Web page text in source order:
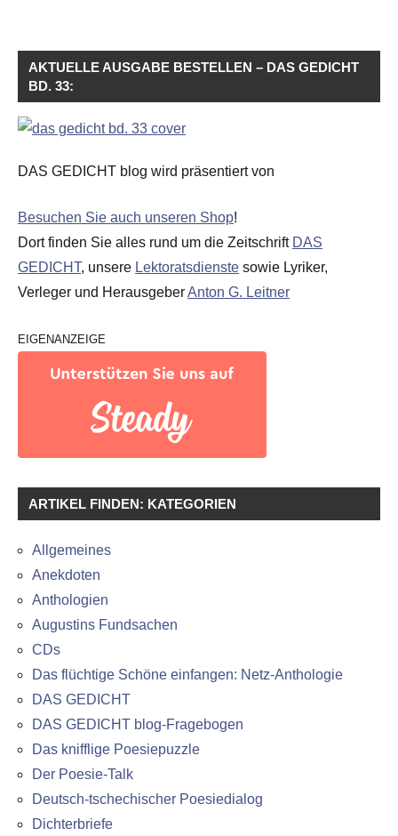
AKTUELLE AUSGABE BESTELLEN – DAS GEDICHT
BD. 33:
DAS GEDICHT blog wird präsentiert von
Besuchen Sie auch unseren Shop!
Dort finden Sie alles rund um die Zeitschrift DAS
GEDICHT, unsere Lektoratsdienste sowie Lyriker,
Verleger und HerausgeberAnton G. Leitner
EIGENANZEIGE
ARTIKEL FINDEN: KATEGORIEN
Allgemeines
Anekdoten
Anthologien
Augustins Fundsachen
CDs
Das flüchtige Schöne einfangen: Netz-Anthologie
DAS GEDICHT
DAS GEDICHT blog-Fragebogen
Das knifflige Poesiepuzzle
Der Poesie-Talk
Deutsch-tschechischer Poesiedialog
Dichterbriefe